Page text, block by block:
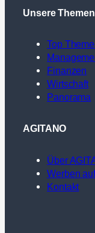
Unsere Themen
Top
Finanzen
Wirtschaft
Panorama
AGITANO
Über
Werben
Kontakt